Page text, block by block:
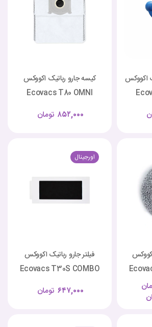
اکووکس
کیسه جارو رباتیک اکووکس
Ecovacs T80 OMNI
تومان ۸۵۲,۰۰۰
اورجینال
فیلتر جارو رباتیک اکووکس
Ecovacs T30S COMBO
تومان ۶۴۷,۰۰۰